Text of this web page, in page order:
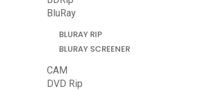
BluRay
BLURAY RIP
BLURAY SCREENER
CAM
DVD Rip